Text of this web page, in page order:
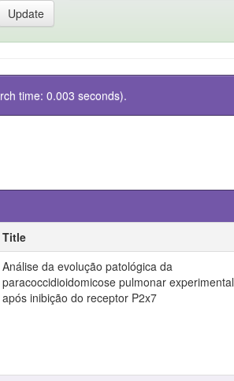
time: 0.003 seconds).
Title
Análise da evolução patológica da
paracoccidioidomicose pulmonar experimental
após inibição do receptor P2x7